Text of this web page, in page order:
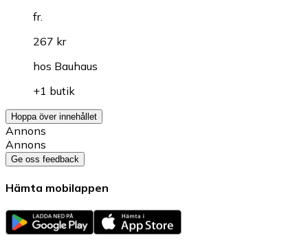
fr.
267 kr
hos Bauhaus
+1 butik
Hoppa över innehållet
Annons
Annons
Ge oss feedback
Hämta mobilappen